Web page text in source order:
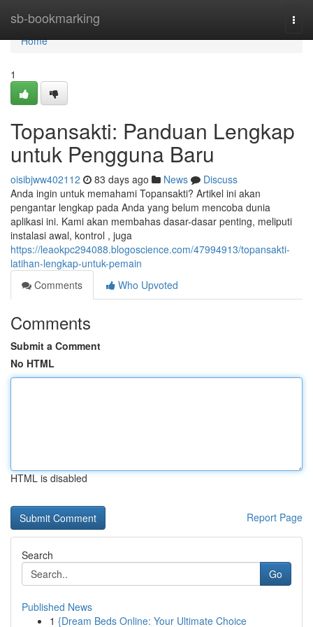
sb-bookmarking
Home
Home
1
Topansakti: Panduan Lengkap
untuk Pengguna Baru
oisibjww402112 83 days ago News
Discuss
Anda ingin untuk memahami Topansakti? Artikel ini akan
pengantar lengkap pada Anda yang belum mencoba dunia
aplikasi ini. Kami akan membahas dasar-dasar penting, meliputi
instalasi awal, kontrol , juga
https://leaokpc294088.blogoscience.com/47994913/topansakti-
latihan-lengkap-untuk-pemain
Comments
Who Upvoted
Comments
Submit a Comment
No HTML
HTML is disabled
Report Page
Search
Go
Published News
1 {Dream Beds Online: Your Ultimate Choice